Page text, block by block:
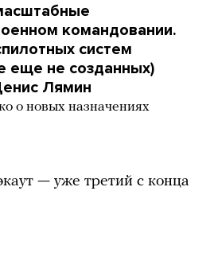
командовании.
систем
еще не созданных)
Лямин
о новых назначениях
— уже третий с конца